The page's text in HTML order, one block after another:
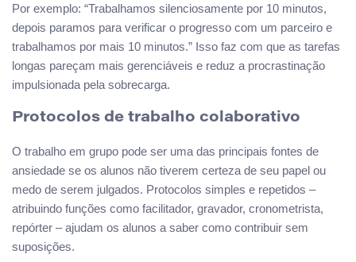
Por exemplo: “Trabalhamos silenciosamente por 10 minutos,
depois paramos para verificar o progresso com um parceiro e
trabalhamos por mais 10 minutos.” Isso faz com que as tarefas
longas pareçam mais gerenciáveis e reduz a procrastinação
impulsionada pela sobrecarga.
Protocolos de trabalho colaborativo
O trabalho em grupo pode ser uma das principais fontes de
ansiedade se os alunos não tiverem certeza de seu papel ou
medo de serem julgados. Protocolos simples e repetidos –
atribuindo funções como facilitador, gravador, cronometrista,
repórter – ajudam os alunos a saber como contribuir sem
suposições.